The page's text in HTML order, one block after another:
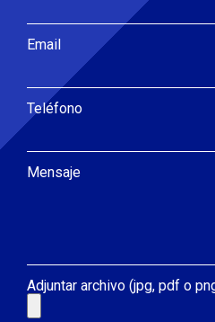
Email
Teléfono
Mensaje
Adjuntar archivo (jpg, pdf o